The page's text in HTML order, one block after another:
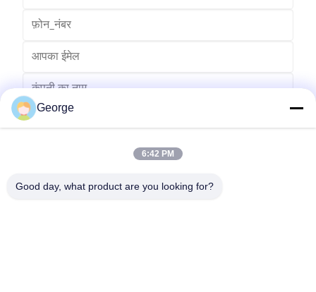
George
6:42 PM
Good day, what product are you looking for?